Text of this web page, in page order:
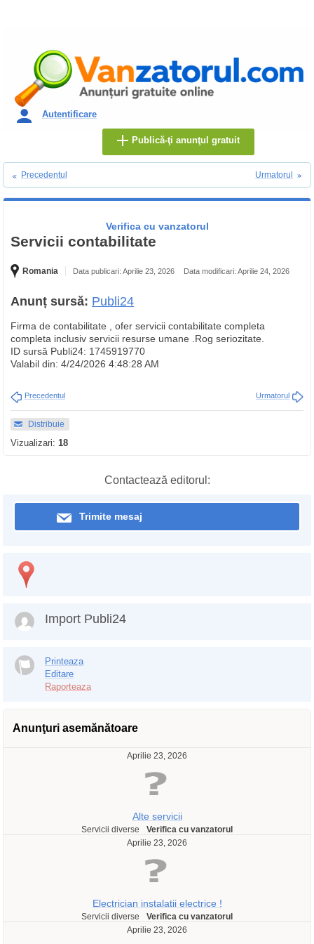
Autentificare
Publică-ţi anunţul gratuit
Precedentul Urmatorul
Verifica cu vanzatorul
Servicii contabilitate
Romania Data publicari: Aprilie 23, 2026 Data modificari: Aprilie 24, 2026
Anunț sursă: Publi24
Firma de contabilitate , ofer servicii contabilitate completa
completa inclusiv servicii resurse umane .Rog seriozitate.
ID sursă Publi24: 1745919770
Valabil din: 4/24/2026 4:48:28 AM
Precedentul Urmatorul
Distribuie
Vizualizari: 18
Contactează editorul:
Trimite mesaj
Import Publi24
Printeaza
Editare
Raporteaza
Anunţuri asemănătoare
Aprilie 23, 2026
Alte servicii
Servicii diverse
Verifica cu vanzatorul
Aprilie 23, 2026
Electrician instalatii electrice !
Servicii diverse
Verifica cu vanzatorul
Aprilie 23, 2026